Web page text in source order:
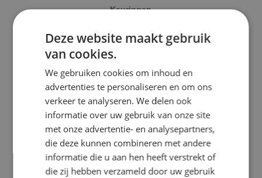
Beveiligingstechniek
Elektrotechniek
Energietechniek
Werktuigbouwkunde
Keuringen
Disciplines
Elektrotechniek
Werktuigbouwkunde
Energietechniek
Deze website maakt gebruik
van cookies.
We gebruiken cookies om inhoud en
advertenties te personaliseren en om ons
verkeer te analyseren. We delen ook
informatie over uw gebruik van onze site
met onze advertentie- en analysepartners,
die deze kunnen combineren met andere
informatie die u aan hen heeft verstrekt of
die zij hebben verzameld door uw gebruik